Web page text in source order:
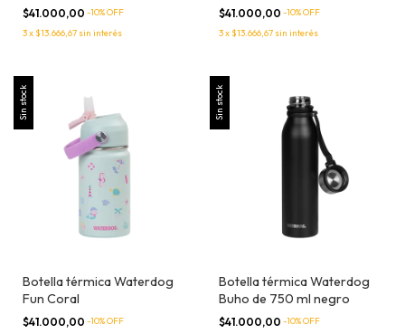
$41.000,00 -10% OFF
3x$13.666,67 sin interés
$41.000,00 -10% OFF
3x$13.666,67 sin interés
Sin stock
Botella térmica Waterdog
Fun Coral
$41.000,00 -10% OFF
Sin stock
Botella térmica Waterdog
Buho de 750 ml negro
$41.000,00 -10% OFF